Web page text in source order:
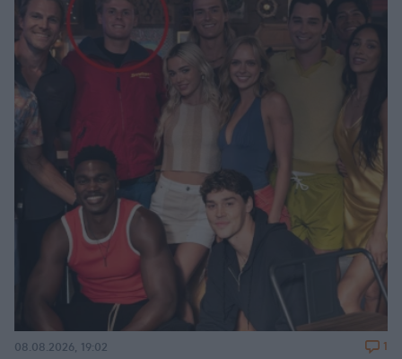
08.08.2026, 19:02 1